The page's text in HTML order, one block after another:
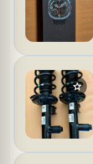
star